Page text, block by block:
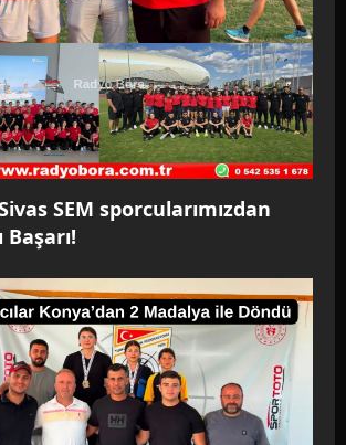
SEM sporcularımızdan